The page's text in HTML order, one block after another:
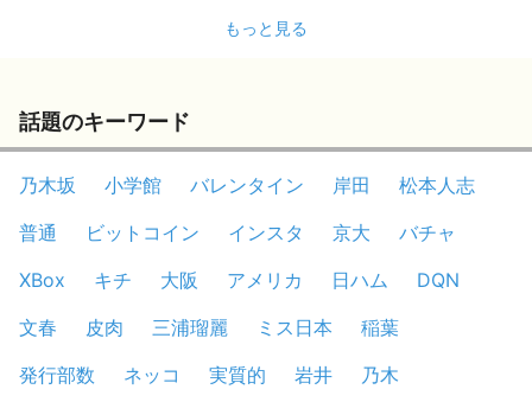
もっと見る
話題のキーワード
乃木坂 小学館 バレンタイン 岸田
松本人志
普通
ビットコイン インスタ 京大
バチャ
XBox
キチ 大阪 アメリカ 日ハム
DQN
文春
皮肉 三浦瑠麗 ミス日本
稲葉
発行部数
ネッコ 実質的 岩井
乃木